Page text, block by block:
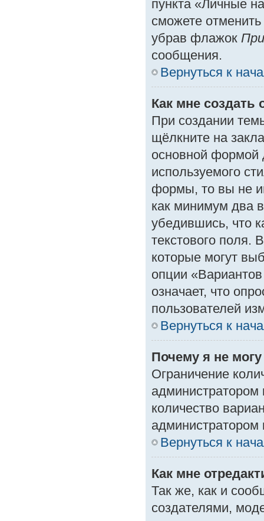
пункта «Личные
сможете
убрав флажок
сообщения.
Вернуться к
Как мне создать
При создании
щёлкните на
основной формой
используемого
формы, то вы не
как минимум два
убедившись, что
текстового поля.
которые могут
опции
означает, что
пользователей
Вернуться к
Почему я не
Ограничение
количество
Вернуться к
Как мне
Так же, как и
создателями,